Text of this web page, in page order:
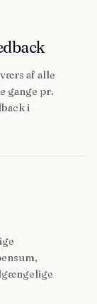
af alle
gange pr.
i